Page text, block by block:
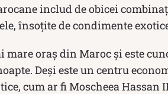
includ de obicei
însoțite de condimente
mare oraș din Maroc și este
Deși este un centru
cum ar fi Moscheea Hassan